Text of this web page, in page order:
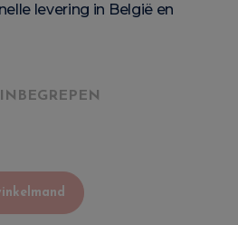
levering in België en